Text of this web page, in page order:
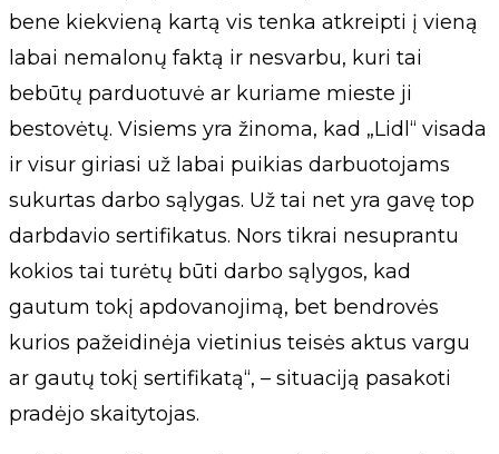
bene kiekvieną kartą vis tenka atkreipti į vieną
labai nemalonų faktą ir nesvarbu, kuri tai
bebūtų parduotuvė ar kuriame mieste ji
bestovėtų. Visiems yra žinoma, kad „Lidl“ visada
ir visur giriasi už labai puikias darbuotojams
sukurtas darbo sąlygas. Už tai net yra gavę top
darbdavio sertifikatus. Nors tikrai nesuprantu
kokios tai turėtų būti darbo sąlygos, kad
gautum tokį apdovanojimą, bet bendrovės
kurios pažeidinėja vietinius teisės aktus vargu
ar gautų tokį sertifikatą“, – situaciją pasakoti
pradėjo skaitytojas.